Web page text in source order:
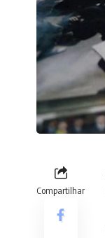
Compartilhar